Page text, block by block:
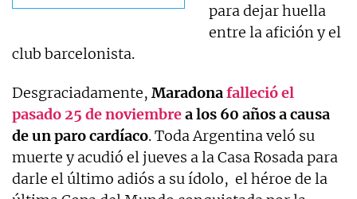
para dejar huella
entre la afición y el
club barcelonista.
Desgraciadamente, Maradonafalleció el
pasado 25 de noviembrea los 60 años a causa
de un paro cardíaco. Toda Argentina veló su
muerte y acudió el jueves a la Casa Rosada para
darle el último adiós a su ídolo, el héroe de la